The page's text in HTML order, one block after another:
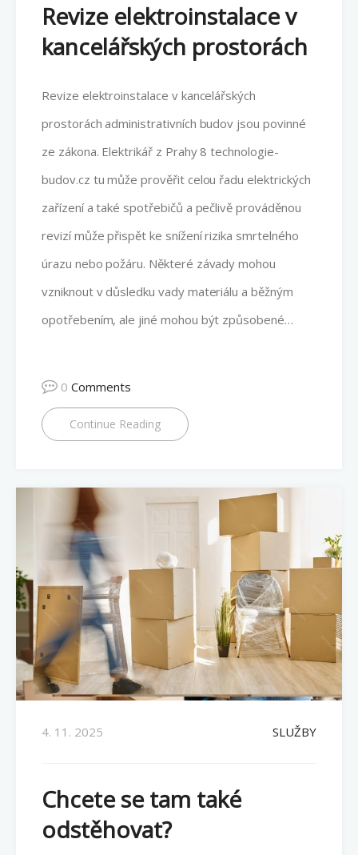
Revize elektroinstalace v
kancelářských prostorách
Revize elektroinstalace v kancelářských
prostorách administrativních budov jsou povinné
ze zákona. Elektrikář z Prahy 8 technologie-
budov.cz tu může prověřit celou řadu elektrických
zařízení a také spotřebičů a pečlivě prováděnou
revizí může přispět ke snížení rizika smrtelného
úrazu nebo požáru. Některé závady mohou
vzniknout v důsledku vady materiálu a běžným
opotřebením, ale jiné mohou být způsobené…
0 Comments
Continue Reading
4. 11. 2025 SLUŽBY
Chcete se tam také
odstěhovat?